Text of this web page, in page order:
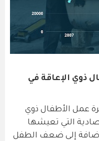
ذوي الإعاقة في
عمل الأطفال ذوي
التي تعيشها
إلى ضعف الطفل